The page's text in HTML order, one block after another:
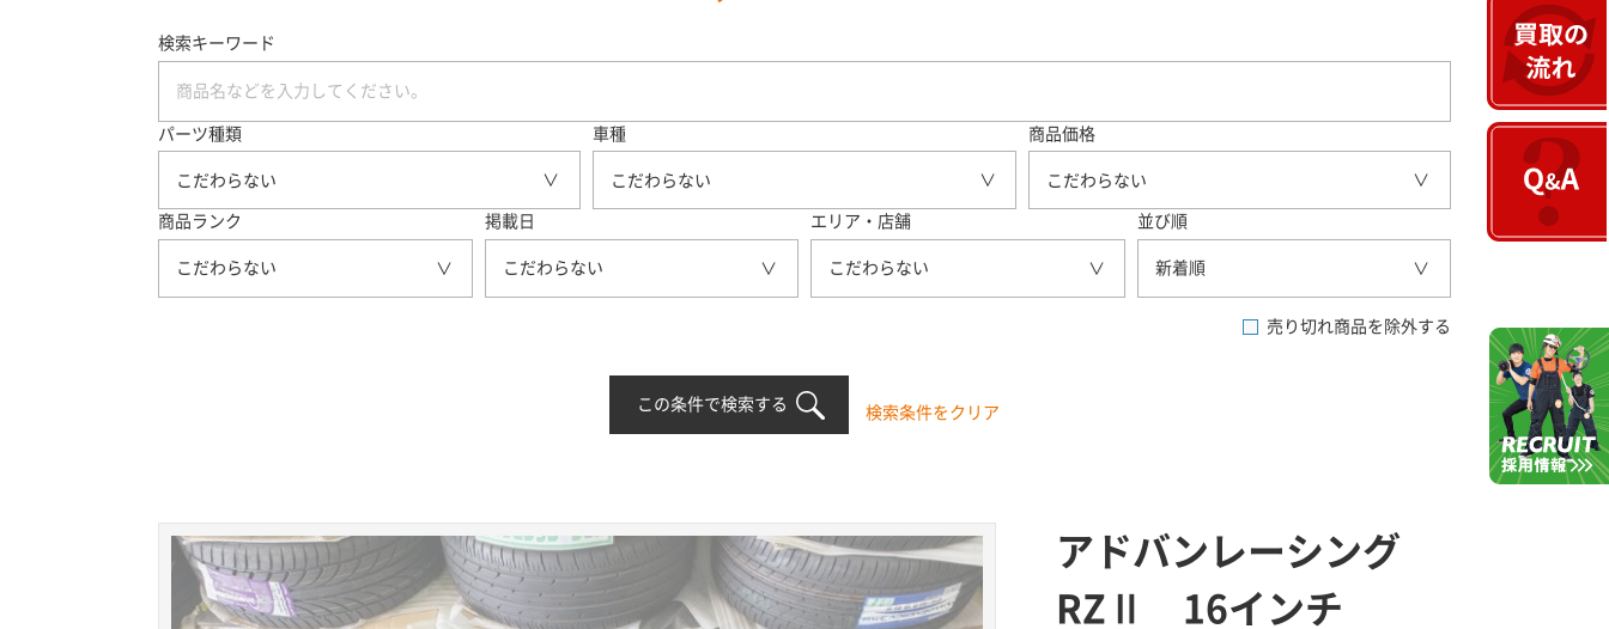
検索キーワード
パーツ種類
こだわらない
車種
こだわらない
商品価格
こだわらない
商品ランク
こだわらない
掲載日
こだわらない
エリア・店舗
こだわらない
並び順
新着順
売り切れ商品を除外する
この条件で検索する 検索条件をクリア
アドバンレーシング
RZⅡ 16インチ